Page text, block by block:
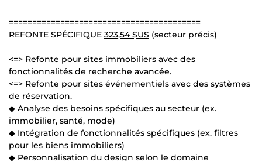
=========================================
REFONTE SPÉCIFIQUE 323,54 $US (secteur précis)
<=> Refonte pour sites immobiliers avec des
fonctionnalités de recherche avancée.
<=> Refonte pour sites événementiels avec des systèmes
de réservation.
◆ Analyse des besoins spécifiques au secteur (ex.
immobilier, santé, mode)
◆ Intégration de fonctionnalités spécifiques (ex. filtres
pour les biens immobiliers)
◆ Personnalisation du design selon le domaine